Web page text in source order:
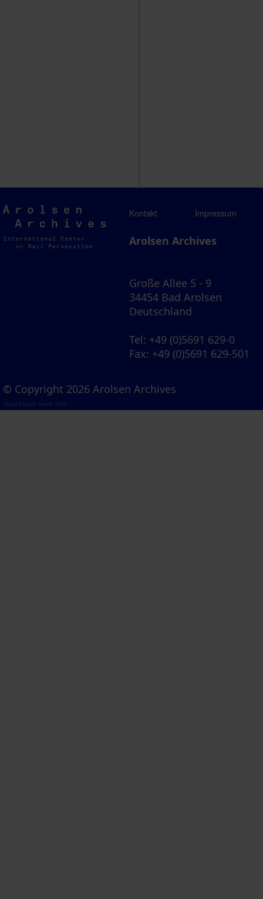
Arolsen
Archives
Kontakt Impressum
Arolsen Archives
Große Allee 5 - 9
34454 Bad Arolsen
Deutschland
Tel: +49 (0)5691 629-0
Fax: +49 (0)5691 629-501
© Copyright 2026 Arolsen Archives
Visual Library Server 2026